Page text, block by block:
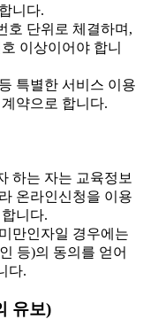
니다.
단위로 체결하며,
이상이어야 합니
특별한 서비스 이용
약으로 합니다.
하는 자는 교육정보
온라인신청을 이용
니다.
만인자일 경우에는
등)의 동의를 얻어
다.
유보)